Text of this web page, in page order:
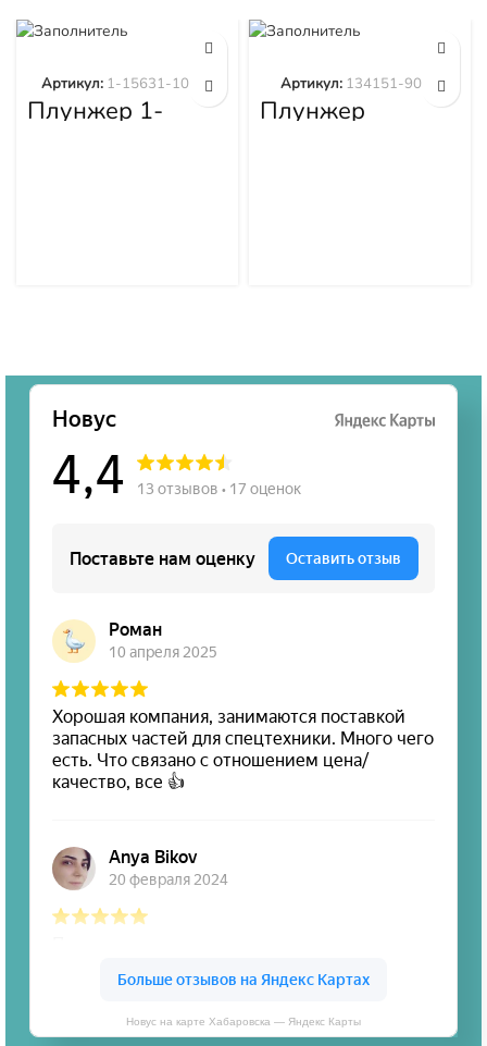
Плунжер 1-
15631-101-0
Артикул: 1-15631-101-0
Плунжер
134151-9020
Артикул: 134151-9020
Новус на карте Хабаровска — Яндекс Карты